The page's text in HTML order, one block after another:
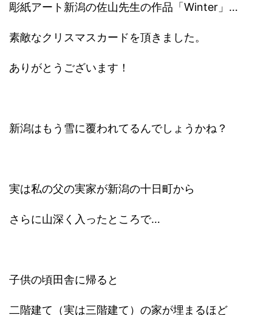
彫紙アート新潟の佐山先生の作品「Winter」…
素敵なクリスマスカードを頂きました。
ありがとうございます！
新潟はもう雪に覆われてるんでしょうかね？
実は私の父の実家が新潟の十日町から
さらに山深く入ったところで…
子供の頃田舎に帰ると
二階建て（実は三階建て）の家が埋まるほど